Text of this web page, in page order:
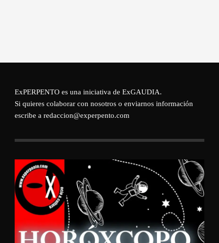
ExPERPENTO es una iniciativa de ExGAUDIA.
Si quieres colaborar con nosotros o enviarnos información
escribe a redaccion@experpento.com